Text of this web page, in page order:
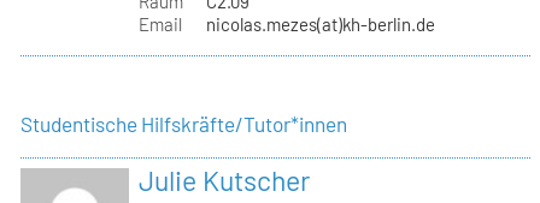
Email
nicolas.mezes(at)kh-berlin.de
Studentische Hilfskräfte/Tutor*innen
Julie Kutscher